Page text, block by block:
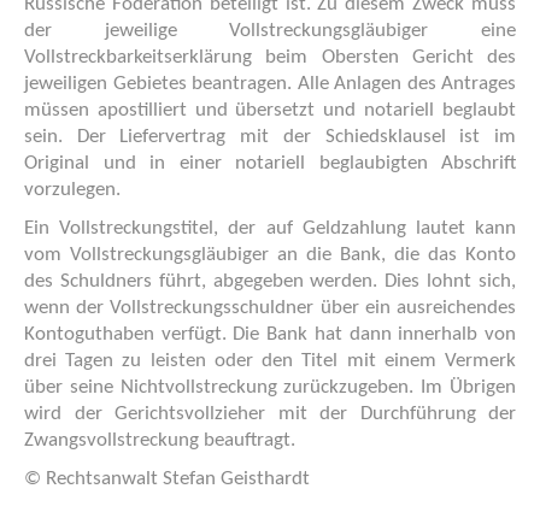
Russische Föderation beteiligt ist. Zu diesem Zweck muss
der jeweilige Vollstreckungsgläubiger eine
Vollstreckbarkeitserklärung beim Obersten Gericht des
jeweiligen Gebietes beantragen. Alle Anlagen des Antrages
müssen apostilliert und übersetzt und notariell beglaubt
sein. Der Liefervertrag mit der Schiedsklausel ist im
Original und in einer notariell beglaubigten Abschrift
vorzulegen.
Ein Vollstreckungstitel, der auf Geldzahlung lautet kann
vom Vollstreckungsgläubiger an die Bank, die das Konto
des Schuldners führt, abgegeben werden. Dies lohnt sich,
wenn der Vollstreckungsschuldner über ein ausreichendes
Kontoguthaben verfügt. Die Bank hat dann innerhalb von
drei Tagen zu leisten oder den Titel mit einem Vermerk
über seine Nichtvollstreckung zurückzugeben. Im Übrigen
wird der Gerichtsvollzieher mit der Durchführung der
Zwangsvollstreckung beauftragt.
© Rechtsanwalt Stefan Geisthardt